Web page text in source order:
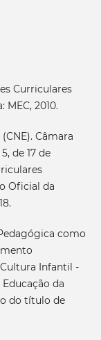
Curriculares
2010.
Câmara
de 17 de
Oficial da
como
Infantil -
da
do título de